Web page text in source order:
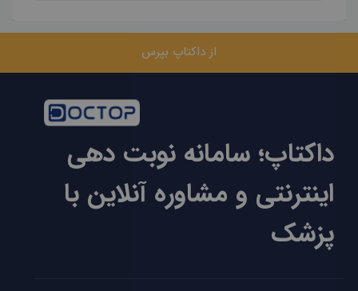
از داکتاپ بپرس
داکتاپ؛ سامانه نوبت دهی
اینترنتی و مشاوره آنلاین با
پزشک